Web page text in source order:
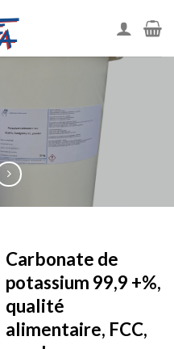
Carbonate de
potassium 99,9 +%,
qualité
alimentaire, FCC,